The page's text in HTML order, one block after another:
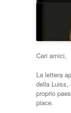
Cari amici,
La lettera
della Luiss,
proprio
piace.